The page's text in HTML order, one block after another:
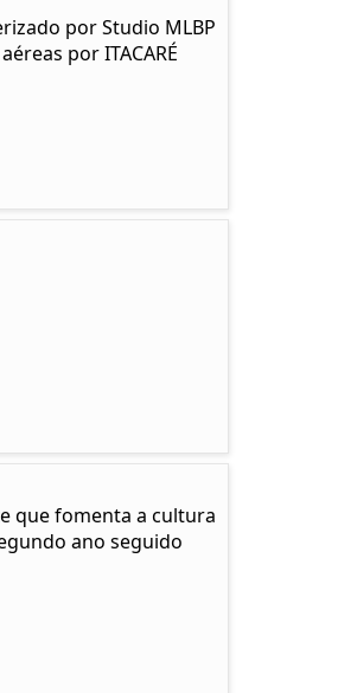
por Studio MLBP
por ITACARÉ
que fomenta a cultura
ano seguido